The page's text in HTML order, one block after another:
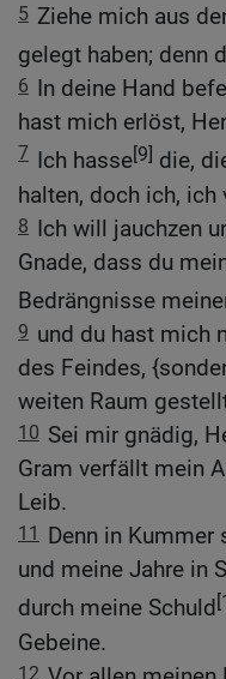
5 Ziehe mich aus
gelegt haben; denn
6 In deine Hand
hast mich erlöst,
7 Ich hasse[9] die,
halten, doch ich, ich
8 Ich will jauchzen
Gnade, dass du
Bedrängnisse
9 und du hast mich
des Feindes,
weiten Raum
10 Sei mir gnädig,
Gram verfällt mein
Leib.
11 Denn in Kummer
und meine Jahre in
durch meine Schuld
Gebeine.
12